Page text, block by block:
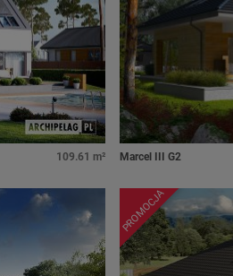
109.61 m² Marcel III G2
PROMOCJA